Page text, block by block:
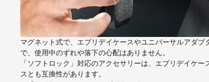
マグネット式で、エブリデイケースやユニバーサルアダ
で、使用中のずれや落下の心配はありません。
「ソフトロック」対応のアクセサリーは、エブリデイケ
スとも互換性があります。